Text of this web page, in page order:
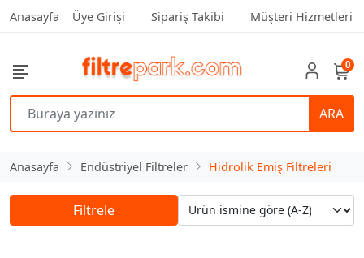
Anasayfa Üye Girişi Sipariş Takibi Müşteri Hizmetleri
ARA
0
Anasayfa Endüstriyel Filtreler Hidrolik Emiş Filtreleri
Filtrele